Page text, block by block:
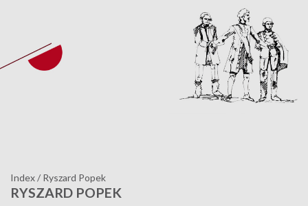
Index/ Ryszard Popek
RYSZARD POPEK